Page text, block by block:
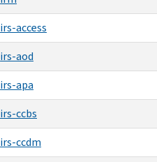
irs-access
irs-aod
irs-apa
irs-ccbs
irs-ccdm